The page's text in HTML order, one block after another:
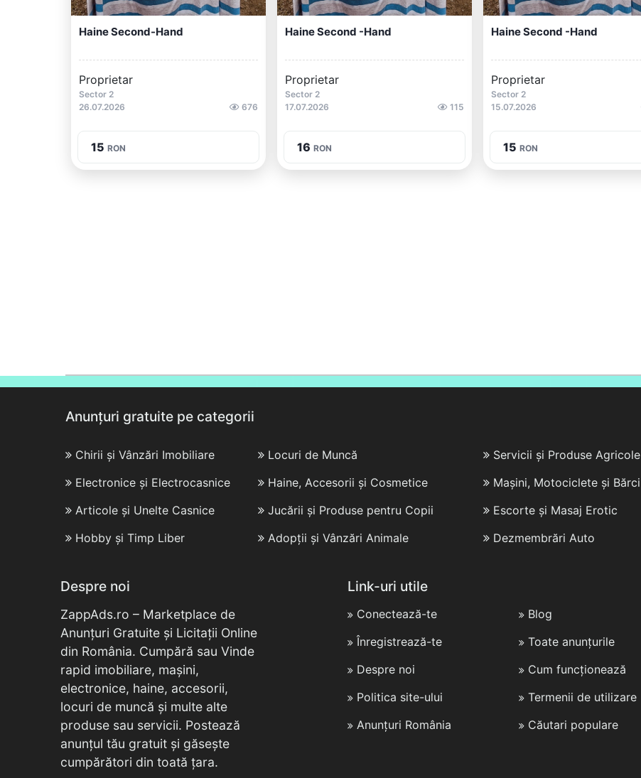
Haine Second-Hand
Proprietar
Sector 2
26.07.2026
676
15 RON
Haine Second -hand
Proprietar
Sector 2
17.07.2026
115
16 RON
Haine Second -hand
Proprietar
Sector 2
15.07.2026
15 RON
Anunțuri gratuite pe categorii
Chirii și Vânzări Imobiliare
Locuri de Muncă
Electronice și Electrocasnice
Haine, Accesorii și Cosmetice
Articole și Unelte Casnice
Jucării și Produse pentru Copii
Hobby și Timp Liber
Adopții și Vânzări Animale
Servicii și Produse Agricole
Mașini, Motociclete și Bărci
Escorte și Masaj Erotic
Dezmembrări Auto
Despre noi
ZappAds.ro – Marketplace de
Anunțuri Gratuite și Licitații Online
din România. Cumpără sau Vinde
rapid imobiliare, mașini,
electronice, haine, accesorii,
locuri de muncă și multe alte
produse sau servicii. Postează
anunțul tău gratuit și găsește
cumpărători din toată țara.
Link-uri utile
Conectează-te
Înregistrează-te
Despre noi
Politica site-ului
Anunțuri România
Blog
Toate anunțurile
Cum funcționează
Termenii de utilizare
Căutari populare